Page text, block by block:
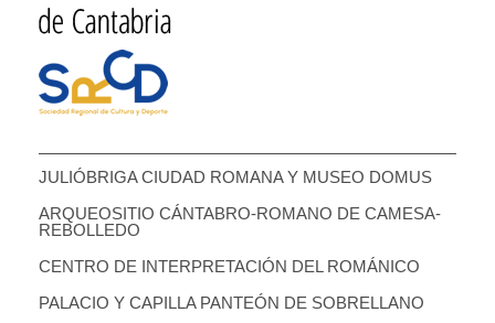
JULIÓBRIGA CIUDAD ROMANA Y MUSEO DOMUS
ARQUEOSITIO CÁNTABRO-ROMANO DE CAMESA-
REBOLLEDO
CENTRO DE INTERPRETACIÓN DEL ROMÁNICO
PALACIO Y CAPILLA PANTEÓN DE SOBRELLANO